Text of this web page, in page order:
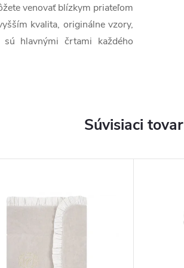
venovať blízkym priateľom
kvalita, originálne vzory,
hlavnými črtami každého
Súvisiaci tovar